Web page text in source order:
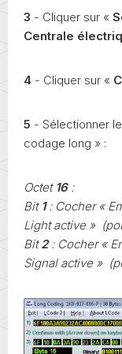
3 - Cliquer sur «
Centrale
4 - Cliquer sur «
5 - Sélectionner
codage long » :
Octet 16:
Bit 1: Cocher «
Light active »
Bit2: Cocher «
Signal active »